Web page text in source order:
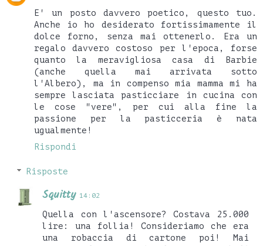
E' un posto davvero poetico, questo tuo.
Anche io ho desiderato fortissimamente il
dolce forno, senza mai ottenerlo. Era un
regalo davvero costoso per l'epoca, forse
quanto la meravigliosa casa di Barbie
(anche quella mai arrivata sotto
l'Albero), ma in compenso mia mamma mi ha
sempre lasciata pasticciare in cucina con
le cose "vere", per cui alla fine la
passione per la pasticceria è nata
ugualmente!
Rispondi
Risposte
Squitty 14:02
Quella con l'ascensore? Costava 25.000
lire: una follia! Consideriamo che era
una robaccia di cartone poi! Mai